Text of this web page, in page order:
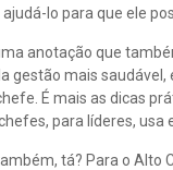
lo para que ele
anotação que
gestão mais
É mais as dicas
para líderes, usa
tá? Para o